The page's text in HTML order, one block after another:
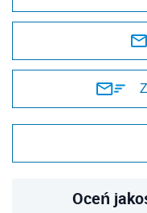
Oceń